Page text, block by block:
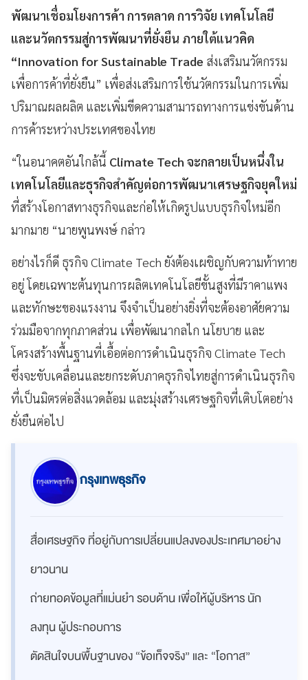
พัฒนาเชื่อมโยงการค้า การตลาด การวิจัย เทคโนโลยี
และนวัตกรรมสู่การพัฒนาที่ยั่งยืน ภายใต้แนวคิด
“Innovation for Sustainable Trade ส่งเสริมนวัตกรรม
เพื่อการค้าที่ยั่งยืน” เพื่อส่งเสริมการใช้นวัตกรรมในการเพิ่ม
ปริมาณผลผลิต และเพิ่มขีดความสามารถทางการแข่งขันด้าน
การค้าระหว่างประเทศของไทย
“ในอนาคตอันใกล้นี้ Climate Tech จะกลายเป็นหนึ่งใน
เทคโนโลยีและธุรกิจสำคัญต่อการพัฒนาเศรษฐกิจยุคใหม่
ที่สร้างโอกาสทางธุรกิจและก่อให้เกิดรูปแบบธุรกิจใหม่อีก
มากมาย “นายพูนพงษ์ กล่าว
อย่างไรก็ดี ธุรกิจ Climate Tech ยังต้องเผชิญกับความท้าทาย
อยู่ โดยเฉพาะต้นทุนการผลิตเทคโนโลยีขั้นสูงที่มีราคาแพง
และทักษะของแรงงาน จึงจำเป็นอย่างยิ่งที่จะต้องอาศัยความ
ร่วมมือจากทุกภาคส่วน เพื่อพัฒนากลไก นโยบาย และ
โครงสร้างพื้นฐานที่เอื้อต่อการดำเนินธุรกิจ Climate Tech
ซึ่งจะขับเคลื่อนและยกระดับภาคธุรกิจไทยสู่การดำเนินธุรกิจ
ที่เป็นมิตรต่อสิ่งแวดล้อม และมุ่งสร้างเศรษฐกิจที่เติบโตอย่าง
ยั่งยืนต่อไป
กรุงเทพธุรกิจ
สื่อเศรษฐกิจ ที่อยู่กับการเปลี่ยนแปลงของประเทศมาอย่าง
ยาวนาน
ถ่ายทอดข้อมูลที่แม่นยำ รอบด้าน เพื่อให้ผู้บริหาร นัก
ลงทุน ผู้ประกอบการ
ตัดสินใจบนพื้นฐานของ “ข้อเท็จจริง” และ “โอกาส”